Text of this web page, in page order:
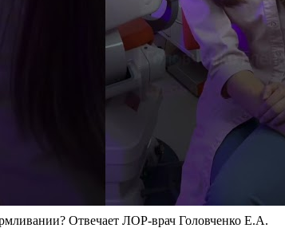
Отвечает ЛОР-врач Головченко Е.А.